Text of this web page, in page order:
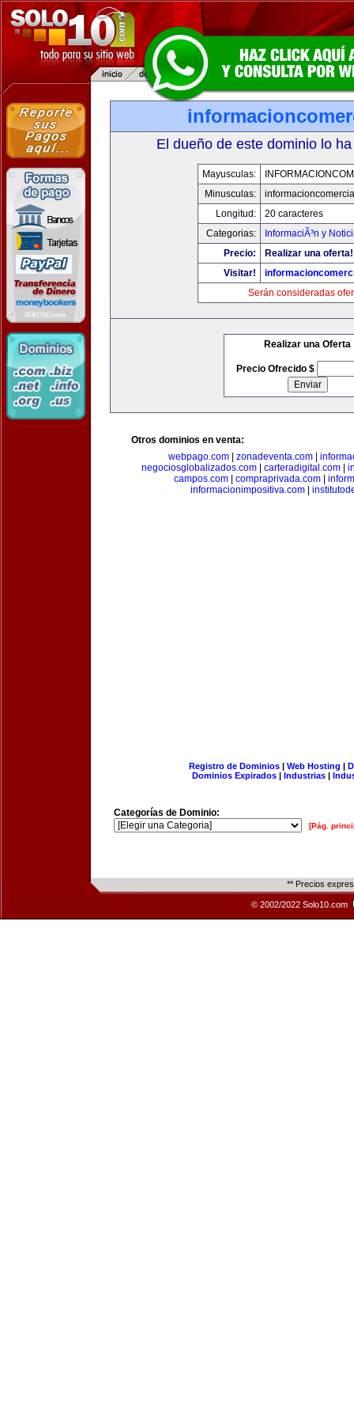
El dueño de este dominio lo
Mayusculas:
Minusculas:
Longitud:
20 caracteres
Categorias:
InformaciÃ³n y
Precio:
Realizar una oferta!
Visitar!
Serán consideradas
Realizar una Oferta
Precio Ofrecido $
Otros dominios en venta:
webpago.com
zonadeventa.com
negociosglobalizados.com
carteradigital.com
campos.com
compraprivada.com
informacionimpositiva.com
Registro de Dominios| Web Hosting |
Dominios Expirados | Industrias |
Categorías de Dominio:
[Pág.
** Precios
© 2002/2022 Solo10.com